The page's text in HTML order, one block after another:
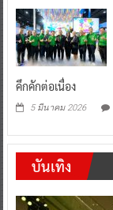
คึกคักต่อเนื่อง
5 มีนาคม 2026
บันเทิง